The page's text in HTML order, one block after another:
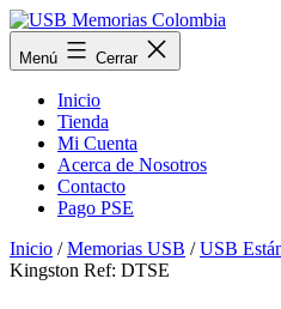
Saltar
al
contenido
USB
Memorias
Menú Cerrar
Inicio
Tienda
Mi Cuenta
Acerca de Nosotros
Contacto
Pago PSE
Inicio /Memorias USB /USB
Kingston Ref: DTSE